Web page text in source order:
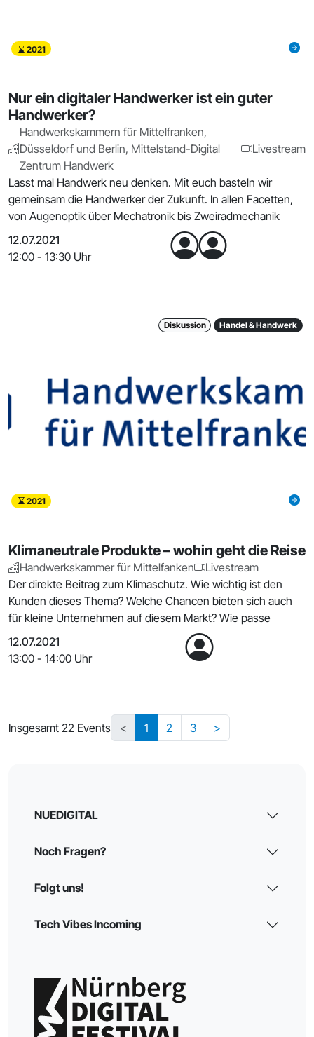
2021
Nur ein digitaler Handwerker ist ein guter
Handwerker?
Handwerkskammern für Mittelfranken,
Düsseldorf und Berlin, Mittelstand-Digital
Zentrum Handwerk
Livestream
Lasst mal Handwerk neu denken. Mit euch basteln wir
gemeinsam die Handwerker der Zukunft. In allen Facetten,
von Augenoptik über Mechatronik bis Zweiradmechanik
12.07.2021
12:00 - 13:30 Uhr
Diskussion Handel & Handwerk
2021
Klimaneutrale Produkte – wohin geht die Reise
Handwerkskammer für Mittelfanken
Livestream
Der direkte Beitrag zum Klimaschutz. Wie wichtig ist den
Kunden dieses Thema? Welche Chancen bieten sich auch
für kleine Unternehmen auf diesem Markt? Wie passe
12.07.2021
13:00 - 14:00 Uhr
Insgesamt 22 Events < 1 2 3 >
NUEDIGITAL
Noch Fragen?
Folgt uns!
Tech Vibes Incoming